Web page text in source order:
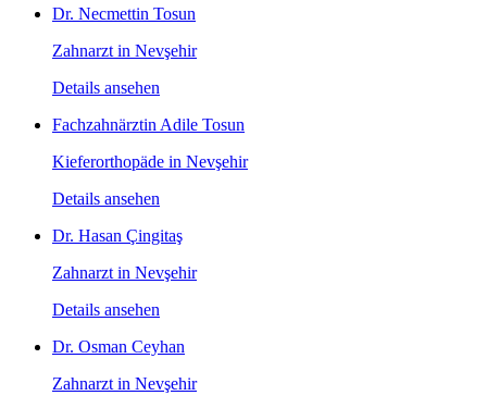
Dr. Necmettin Tosun
Zahnarzt in Nevşehir
Details ansehen
Fachzahnärztin Adile Tosun
Kieferorthopäde in Nevşehir
Details ansehen
Dr. Hasan Çingitaş
Zahnarzt in Nevşehir
Details ansehen
Dr. Osman Ceyhan
Zahnarzt in Nevşehir